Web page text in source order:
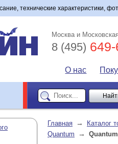
технические характеристики,
Москва и
8 (495)
О нас
Главная →
Каталог
Quantum
→